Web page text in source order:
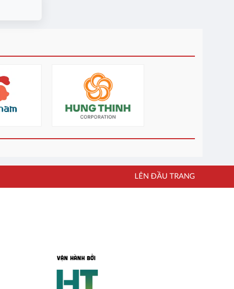
LÊN ĐẦU TRANG
VẬN HÀNH BỞI